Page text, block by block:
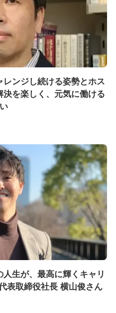
レンジし続ける姿勢とホス
決を楽しく、元気に働ける
生が、最高に輝くキャリ
表取締役社長 横山俊さん